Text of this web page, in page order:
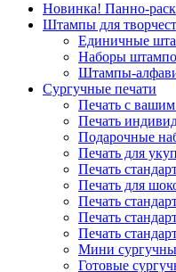
Новинка! Панно-
Штампы для
Единичные
Наборы
Штампы-
Сургучные печати
Печать с
Печать
Подарочные
Печать для
Печать
Печать для
Печать
Печать
Печать
Мини
Готовые